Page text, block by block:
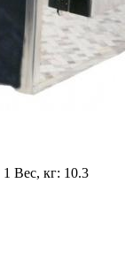
1 Вес, кг: 10.3